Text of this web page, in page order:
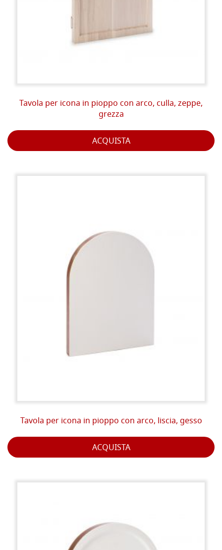
Tavola per icona in pioppo con arco, culla, zeppe,
grezza
ACQUISTA
Tavola per icona in pioppo con arco, liscia, gesso
ACQUISTA